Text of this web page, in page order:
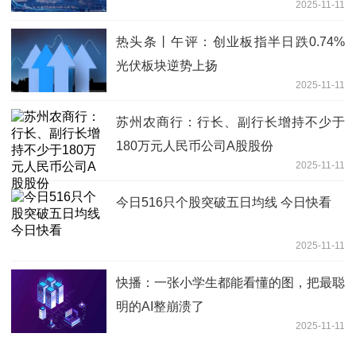
2025-11-11
热头条丨午评：创业板指半日跌0.74%
光伏板块逆势上扬
2025-11-11
苏州农商行：行长、副行长增持不少于
180万元人民币公司A股股份
2025-11-11
今日516只个股突破五日均线 今日快看
2025-11-11
快播：一张小学生都能看懂的图，把最聪
明的AI整崩溃了
2025-11-11